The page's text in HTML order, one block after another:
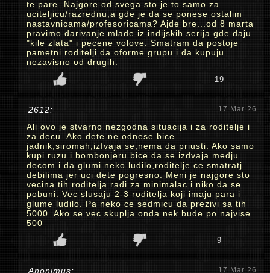
te pare. Najgore od svega sto je to samo za
uciteljicu/razrednu,a gde je da se ponese ostalim
nastavnicama/profesoricama? Ajde bre...od 8 marta
pravimo darivanje mlade iz indijskih serija gde daju
"kile zlata" i pecene volove. Smatram da postoje
pametni roditelji da oforme grupu i da kupuju
nezavisno od drugih.
19
2612: 17 Mar 26
Ali ovo je stvarno nezgodna situacija i za roditelje i
za decu. Ako dete ne odnese bice
jadnik,siromah,izfvaja se,nema da priusti. Ako samo
kupi ruzu i bombonjeru bice da se izdvaja medju
decom i da glumi neko ludilo,roditelje ce smatratj
debilima jer uci dete pogresno. Meni je najgore sto
vecina tih roditelja radi za minimalac i niko da se
pobuni. Vec slusaju 2-3 roditelja koji imaju para i
glume ludilo. Pa neko ce sedmicu da prezivi sa tih
5000. Ako se vec skuplja onda nek bude po najvise
500
9
Anonimus: 17 Mar 26